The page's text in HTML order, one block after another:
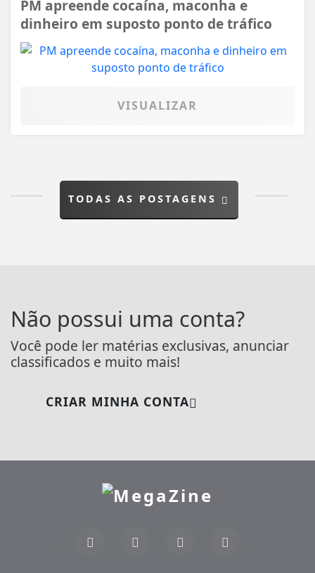
PM apreende cocaína, maconha e
dinheiro em suposto ponto de tráfico
VISUALIZAR
TODAS AS POSTAGENS
Não possui uma conta?
Você pode ler matérias exclusivas, anunciar
classificados e muito mais!
CRIAR MINHA CONTA
Termos de Uso e Privacidade